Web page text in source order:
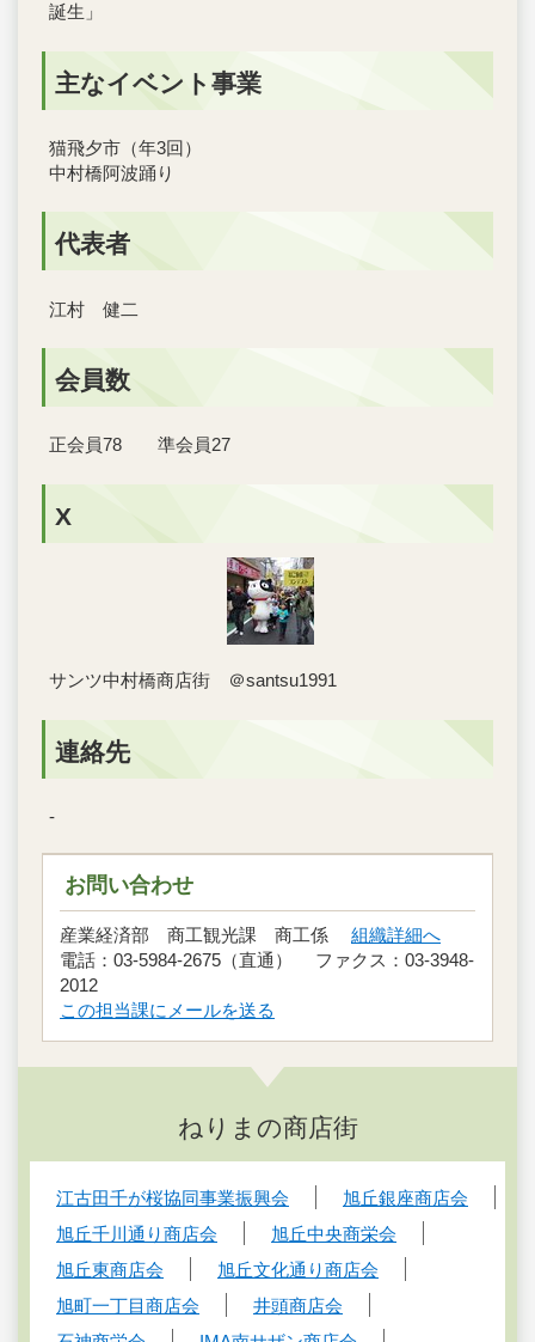
誕生」
主なイベント事業
猫飛夕市（年3回）
中村橋阿波踊り
代表者
江村 健二
会員数
正会員78 準会員27
X
サンツ中村橋商店街 ＠santsu1991
連絡先
-
お問い合わせ
産業経済部 商工観光課 商工係 組織詳細へ
電話：03-5984-2675（直通） ファクス：03-3948-
2012
この担当課にメールを送る
ねりまの商店街
江古田千が桜協同事業振興会
旭丘銀座商店会
旭丘千川通り商店会
旭丘中央商栄会
旭丘東商店会
旭丘文化通り商店会
旭町一丁目商店会
井頭商店会